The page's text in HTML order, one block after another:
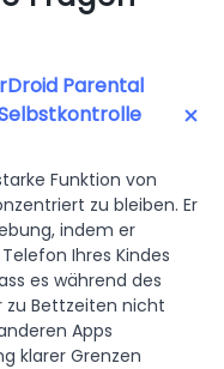
Parental
Funktion von
zu bleiben. Er
indem er
Ihres Kindes
es während des
zu Bettzeiten nicht
Apps
klarer Grenzen